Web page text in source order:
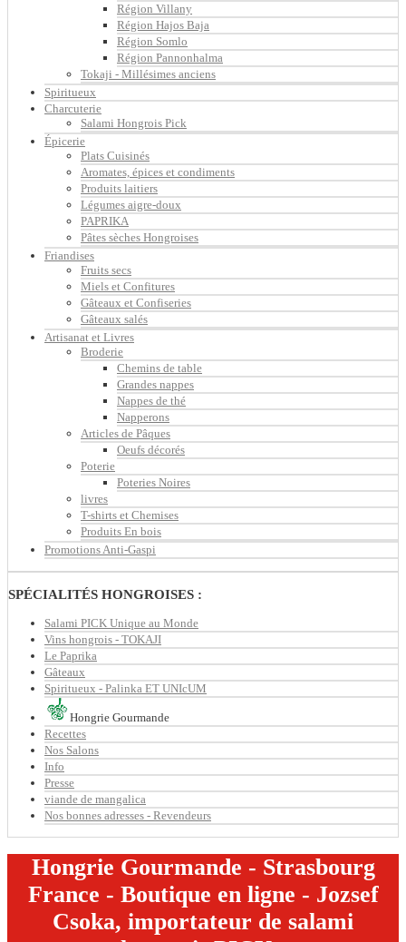
Région Villany
Région Hajos Baja
Région Somlo
Région Pannonhalma
Tokaji - Millésimes anciens
Spiritueux
Charcuterie
Salami Hongrois Pick
Épicerie
Plats Cuisinés
Aromates, épices et condiments
Produits laitiers
Légumes aigre-doux
PAPRIKA
Pâtes sèches Hongroises
Friandises
Fruits secs
Miels et Confitures
Gâteaux et Confiseries
Gâteaux salés
Artisanat et Livres
Broderie
Chemins de table
Grandes nappes
Nappes de thé
Napperons
Articles de Pâques
Oeufs décorés
Poterie
Poteries Noires
livres
T-shirts et Chemises
Produits En bois
Promotions Anti-Gaspi
SPÉCIALITÉS HONGROISES :
Salami PICK Unique au Monde
Vins hongrois - TOKAJI
Le Paprika
Gâteaux
Spiritueux - Palinka ET UNIcUM
Hongrie Gourmande
Recettes
Nos Salons
Info
Presse
viande de mangalica
Nos bonnes adresses - Revendeurs
Hongrie Gourmande - Strasbourg
France - Boutique en ligne - Jozsef
Csoka, importateur de salami